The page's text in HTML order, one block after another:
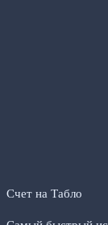
Счет на Табло